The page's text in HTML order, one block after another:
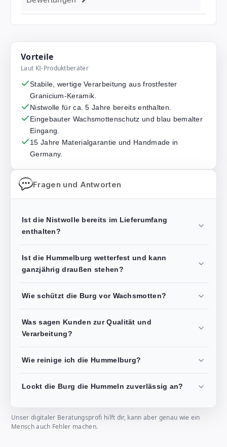
Vorteile
Laut KI-Produktberater
Stabile, wertige Verarbeitung aus frostfester
Granicium-Keramik.
Nistwolle für ca. 5 Jahre bereits enthalten.
Eingebauter Wachsmottenschutz und blau bemalter
Eingang.
15 Jahre Materialgarantie und Handmade in
Germany.
Fragen und Antworten
Ist die Nistwolle bereits im Lieferumfang
enthalten?
Ist die Hummelburg wetterfest und kann
ganzjährig draußen stehen?
Wie schützt die Burg vor Wachsmotten?
Was sagen Kunden zur Qualität und
Verarbeitung?
Wie reinige ich die Hummelburg?
Lockt die Burg die Hummeln zuverlässig an?
Unser digitaler Beratungsprofi hilft dir, kann aber genau wie ein
Mensch auch Fehler machen.